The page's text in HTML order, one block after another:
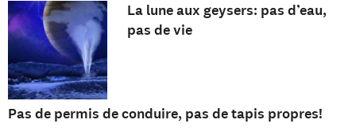
La lune aux geysers: pas d’eau,
pas de vie
Pas de permis de conduire, pas de tapis propres!